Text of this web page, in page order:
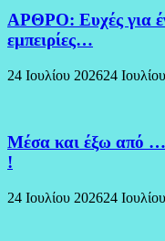
ΑΡΘΡΟ: Ευχές για
εμπειρίες…
24 Ιουλίου 202624
Μέσα και έξω από
!
24 Ιουλίου 202624